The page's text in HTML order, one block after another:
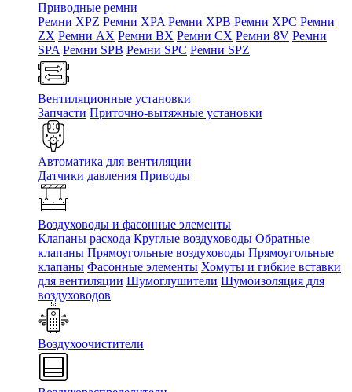
Приводные ремни
Ремни XPZ Ремни XPA Ремни XPB Ремни XPC Ремни
ZX Ремни AX Ремни BX Ремни CX Ремни 8V Ремни
SPA Ремни SPB Ремни SPC Ремни SPZ
Вентиляционные установки
Запчасти Приточно-вытяжные установки
Автоматика для вентиляции
Датчики давления Приводы
Воздуховоды и фасонные элементы
Клапаны расхода Круглые воздуховоды Обратные
клапаны Прямоугольные воздуховоды Прямоугольные
клапаны Фасонные элементы Хомуты и гибкие вставки
для вентиляции Шумоглушители Шумоизоляция для
воздуховодов
Воздухоочистители